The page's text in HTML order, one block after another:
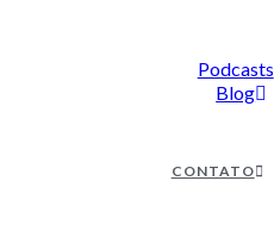
Podcasts
Blog
CONTATO